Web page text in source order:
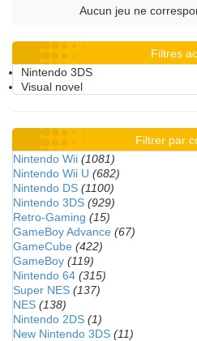
Aucun jeu ne
Filtres
Nintendo 3DS
Visual novel
Filtrer par
Nintendo Wii (1081)
Nintendo Wii U (682)
Nintendo DS (1100)
Nintendo 3DS (929)
Retro-Gaming (15)
GameBoy Advance (67)
GameCube (422)
GameBoy (119)
Nintendo 64 (315)
Super NES (137)
NES (138)
Nintendo 2DS (1)
New Nintendo 3DS (11)